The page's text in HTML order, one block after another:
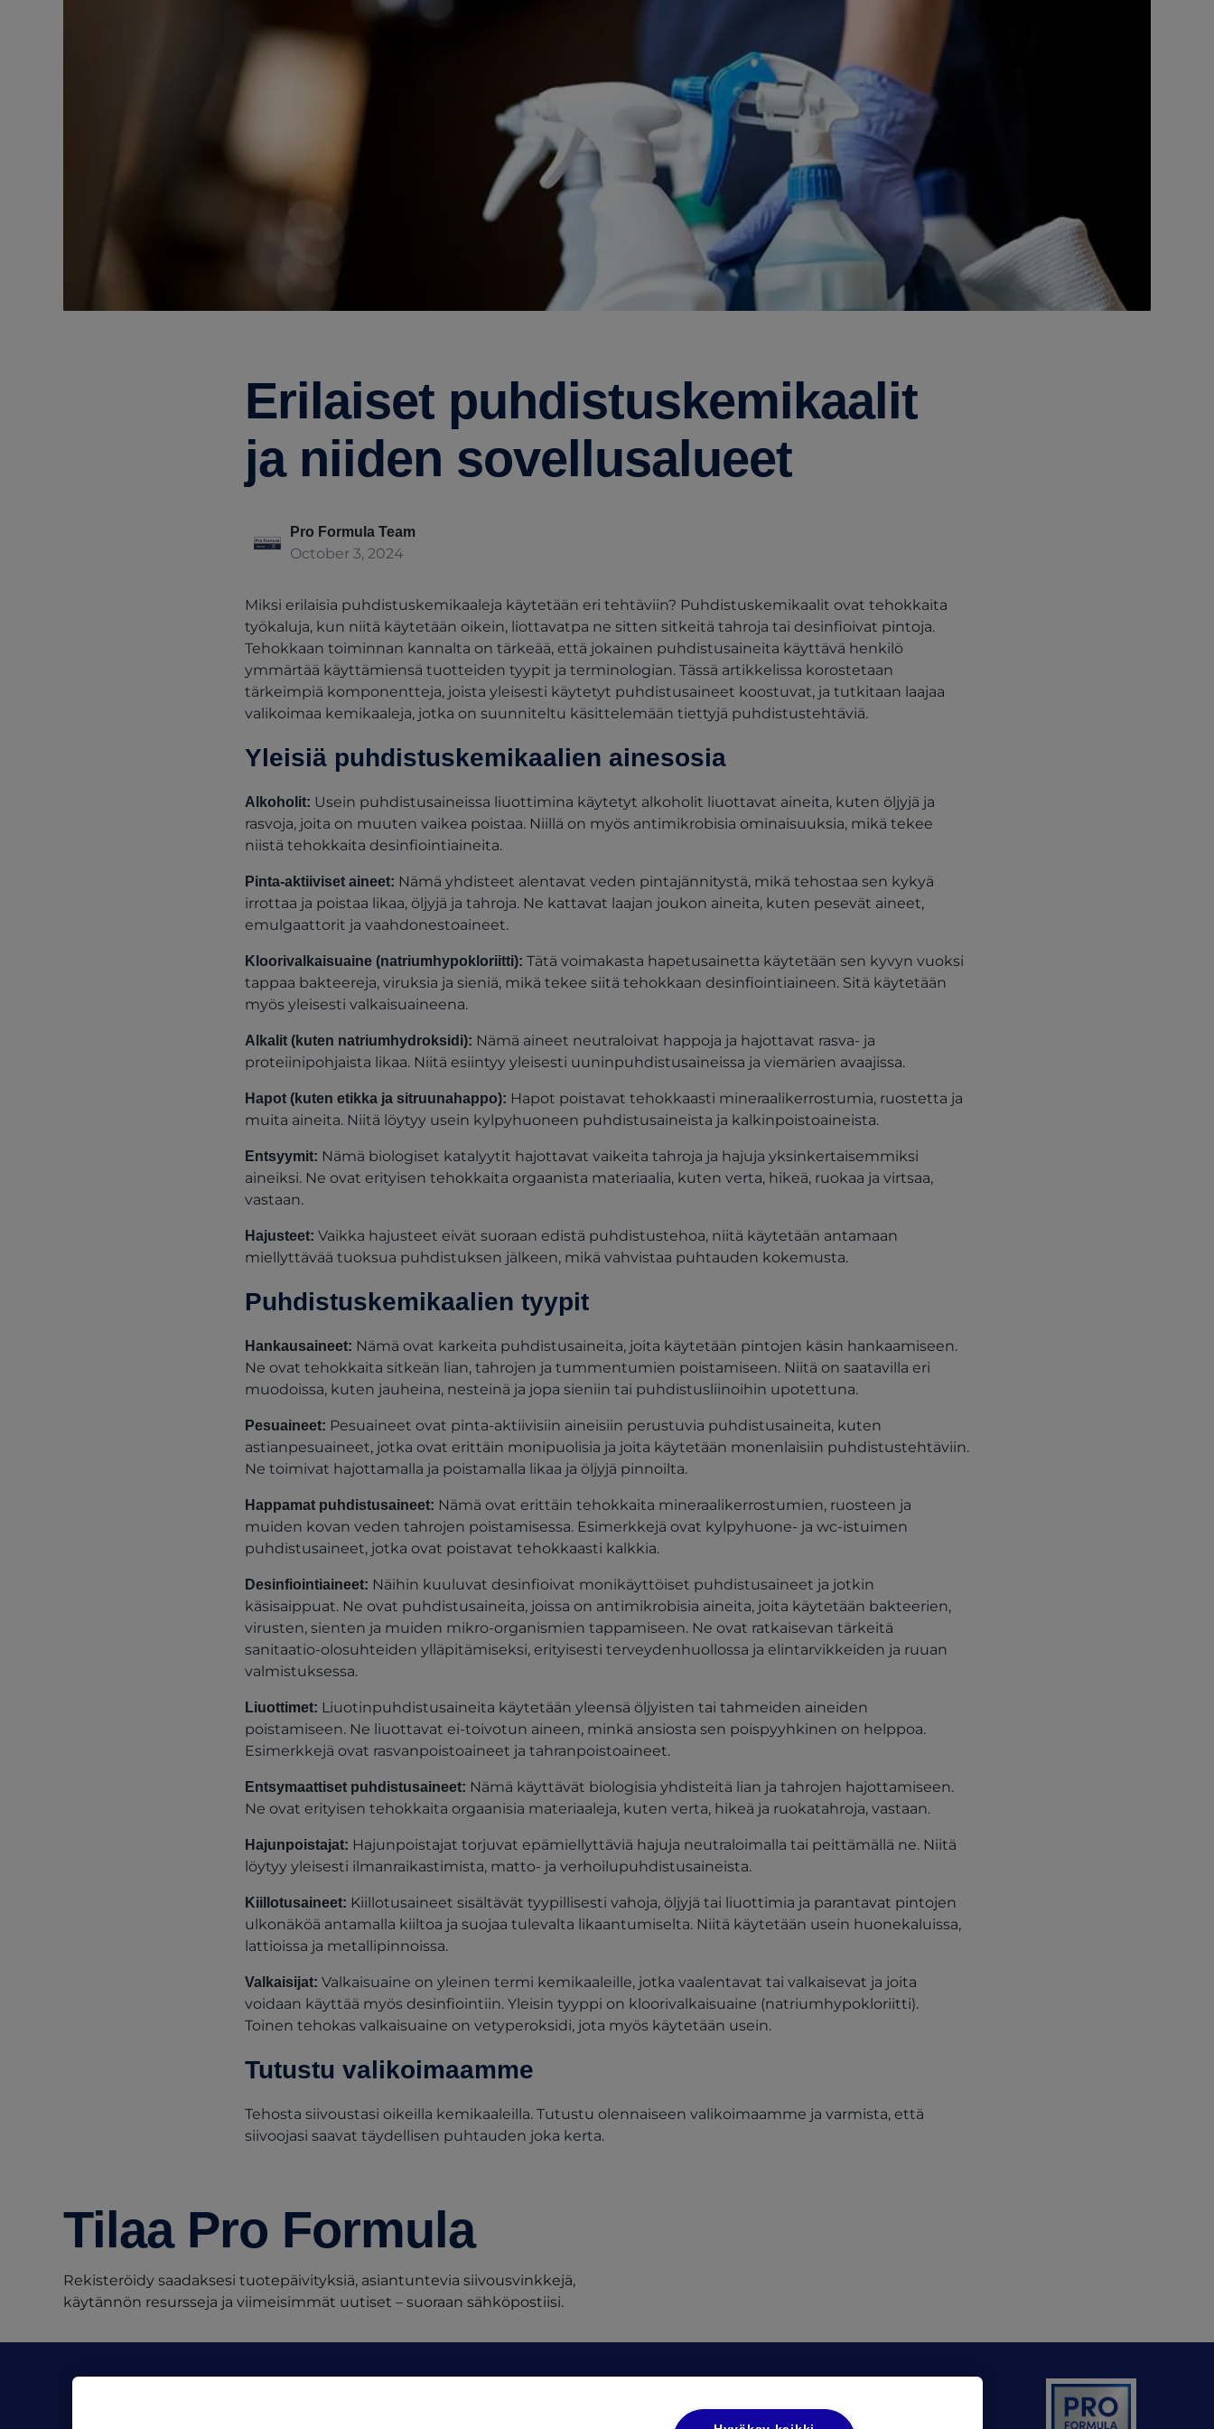
Erilaiset puhdistuskemikaalit
ja niiden sovellusalueet
Pro Formula Team
October 3, 2024
Miksi erilaisia puhdistuskemikaaleja käytetään eri tehtäviin? Puhdistuskemikaalit ovat tehokkaita
työkaluja, kun niitä käytetään oikein, liottavatpa ne sitten sitkeitä tahroja tai desinfioivat pintoja.
Tehokkaan toiminnan kannalta on tärkeää, että jokainen puhdistusaineita käyttävä henkilö
ymmärtää käyttämiensä tuotteiden tyypit ja terminologian. Tässä artikkelissa korostetaan
tärkeimpiä komponentteja, joista yleisesti käytetyt puhdistusaineet koostuvat, ja tutkitaan laajaa
valikoimaa kemikaaleja, jotka on suunniteltu käsittelemään tiettyjä puhdistustehtäviä.
Yleisiä puhdistuskemikaalien ainesosia
Alkoholit: Usein puhdistusaineissa liuottimina käytetyt alkoholit liuottavat aineita, kuten öljyjä ja
rasvoja, joita on muuten vaikea poistaa. Niillä on myös antimikrobisia ominaisuuksia, mikä tekee
niistä tehokkaita desinfiointiaineita.
Pinta-aktiiviset aineet: Nämä yhdisteet alentavat veden pintajännitystä, mikä tehostaa sen kykyä
irrottaa ja poistaa likaa, öljyjä ja tahroja. Ne kattavat laajan joukon aineita, kuten pesevät aineet,
emulgaattorit ja vaahdonestoaineet.
Kloorivalkaisuaine (natriumhypokloriitti): Tätä voimakasta hapetusainetta käytetään sen kyvyn vuoksi
tappaa bakteereja, viruksia ja sieniä, mikä tekee siitä tehokkaan desinfiointiaineen. Sitä käytetään
myös yleisesti valkaisuaineena.
Alkalit (kuten natriumhydroksidi): Nämä aineet neutraloivat happoja ja hajottavat rasva- ja
proteiinipohjaista likaa. Niitä esiintyy yleisesti uuninpuhdistusaineissa ja viemärien avaajissa.
Hapot (kuten etikka ja sitruunahappo): Hapot poistavat tehokkaasti mineraalikerrostumia, ruostetta ja
muita aineita. Niitä löytyy usein kylpyhuoneen puhdistusaineista ja kalkinpoistoaineista.
Entsyymit: Nämä biologiset katalyytit hajottavat vaikeita tahroja ja hajuja yksinkertaisemmiksi
aineiksi. Ne ovat erityisen tehokkaita orgaanista materiaalia, kuten verta, hikeä, ruokaa ja virtsaa,
vastaan.
Hajusteet: Vaikka hajusteet eivät suoraan edistä puhdistustehoa, niitä käytetään antamaan
miellyttävää tuoksua puhdistuksen jälkeen, mikä vahvistaa puhtauden kokemusta.
Puhdistuskemikaalien tyypit
Hankausaineet: Nämä ovat karkeita puhdistusaineita, joita käytetään pintojen käsin hankaamiseen.
Ne ovat tehokkaita sitkeän lian, tahrojen ja tummentumien poistamiseen. Niitä on saatavilla eri
muodoissa, kuten jauheina, nesteinä ja jopa sieniin tai puhdistusliinoihin upotettuna.
Pesuaineet: Pesuaineet ovat pinta-aktiivisiin aineisiin perustuvia puhdistusaineita, kuten
astianpesuaineet, jotka ovat erittäin monipuolisia ja joita käytetään monenlaisiin puhdistustehtäviin.
Ne toimivat hajottamalla ja poistamalla likaa ja öljyjä pinnoilta.
Happamat puhdistusaineet: Nämä ovat erittäin tehokkaita mineraalikerrostumien, ruosteen ja
muiden kovan veden tahrojen poistamisessa. Esimerkkejä ovat kylpyhuone- ja wc-istuimen
puhdistusaineet, jotka ovat poistavat tehokkaasti kalkkia.
Desinfiointiaineet: Näihin kuuluvat desinfioivat monikäyttöiset puhdistusaineet ja jotkin
käsisaippuat. Ne ovat puhdistusaineita, joissa on antimikrobisia aineita, joita käytetään bakteerien,
virusten, sienten ja muiden mikro-organismien tappamiseen. Ne ovat ratkaisevan tärkeitä
sanitaatio-olosuhteiden ylläpitämiseksi, erityisesti terveydenhuollossa ja elintarvikkeiden ja ruuan
valmistuksessa.
Liuottimet: Liuotinpuhdistusaineita käytetään yleensä öljyisten tai tahmeiden aineiden
poistamiseen. Ne liuottavat ei-toivotun aineen, minkä ansiosta sen poispyyhkinen on helppoa.
Esimerkkejä ovat rasvanpoistoaineet ja tahranpoistoaineet.
Entsymaattiset puhdistusaineet: Nämä käyttävät biologisia yhdisteitä lian ja tahrojen hajottamiseen.
Ne ovat erityisen tehokkaita orgaanisia materiaaleja, kuten verta, hikeä ja ruokatahroja, vastaan.
Hajunpoistajat: Hajunpoistajat torjuvat epämiellyttäviä hajuja neutraloimalla tai peittämällä ne. Niitä
löytyy yleisesti ilmanraikastimista, matto- ja verhoilupuhdistusaineista.
Kiillotusaineet: Kiillotusaineet sisältävät tyypillisesti vahoja, öljyjä tai liuottimia ja parantavat pintojen
ulkonäköä antamalla kiiltoa ja suojaa tulevalta likaantumiselta. Niitä käytetään usein huonekaluissa,
lattioissa ja metallipinnoissa.
Valkaisijat: Valkaisuaine on yleinen termi kemikaaleille, jotka vaalentavat tai valkaisevat ja joita
voidaan käyttää myös desinfiointiin. Yleisin tyyppi on kloorivalkaisuaine (natriumhypokloriitti).
Toinen tehokas valkaisuaine on vetyperoksidi, jota myös käytetään usein.
Tutustu valikoimaamme
Tehosta siivoustasi oikeilla kemikaaleilla. Tutustu olennaiseen valikoimaamme ja varmista, että
siivoojasi saavat täydellisen puhtauden joka kerta.
Tilaa Pro Formula
Rekisteröidy saadaksesi tuotepäivityksiä, asiantuntevia siivousvinkkejä,
käytännön resursseja ja viimeisimmät uutiset – suoraan sähköpostiisi.
Tietosuojaseloste UL (opens in a new tab)